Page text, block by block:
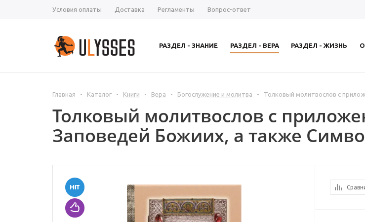
Условия оплаты Доставка Регламенты Вопрос-ответ
РАЗДЕЛ - ЗНАНИЕ РАЗДЕЛ - ВЕРА РАЗДЕЛ - ЖИЗНЬ
Главная - Каталог - Книги - Вера - Богослужение и молитва - Толковый молитвослов с
Толковый молитвослов с
Заповедей Божиих, а также